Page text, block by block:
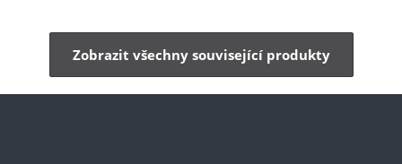
Zobrazit všechny související produkty